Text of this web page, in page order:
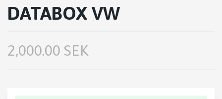
DATABOX VW
2,000.00 SEK